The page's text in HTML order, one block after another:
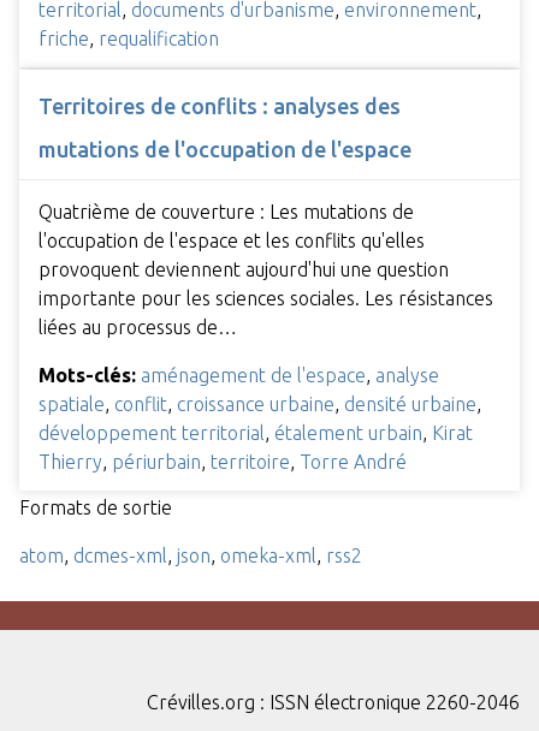
territorial, documents d'urbanisme, environnement,
friche, requalification
Territoires de conflits : analyses des
mutations de l'occupation de l'espace
Quatrième de couverture : Les mutations de
l'occupation de l'espace et les conflits qu'elles
provoquent deviennent aujourd'hui une question
importante pour les sciences sociales. Les résistances
liées au processus de…
Mots-clés: aménagement de l'espace analyse
spatiale conflit croissance urbaine densité urbaine
développement territorial
étalement urbain Kirat
Thierry périurbain territoire Torre André
Formats de sortie
atom dcmes-xml json omeka-xml rss2
Crévilles.org : ISSN électronique 2260-2046